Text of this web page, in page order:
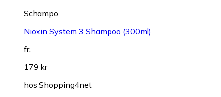
Schampo
Nioxin System 3 Shampoo (300ml)
fr.
179 kr
hos Shopping4net